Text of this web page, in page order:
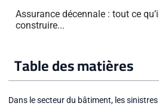
Assurance décennale : tout ce
construire...
Table des matières
Dans le secteur du bâtiment, les